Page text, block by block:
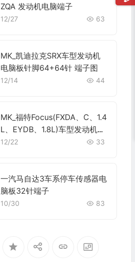
ZQA 发动机电脑端子
12/27 63
MK_凯迪拉克SRX车型发动机
电脑板针脚64+64针 端子图
12/14 44
MK_福特Focus(FXDA、C、1.4
L、EYDB、1.8L)车型发动机控
制模块针脚60针 端子图
12/22 33
一汽马自达3车系停车传感器电
脑板32针端子
10/30 83